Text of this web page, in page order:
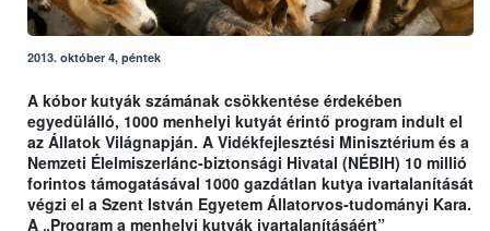
2013. október 4, péntek
A kóbor kutyák számának csökkentése érdekében
egyedülálló, 1000 menhelyi kutyát érintő program indult el
az Állatok Világnapján. A Vidékfejlesztési Minisztérium és a
Nemzeti Élelmiszerlánc-biztonsági Hivatal (NÉBIH) 10 millió
forintos támogatásával 1000 gazdátlan kutya ivartalanítását
végzi el a Szent István Egyetem Állatorvos-tudományi Kara.
A „Program a menhelyi kutyák ivartalanításáért”